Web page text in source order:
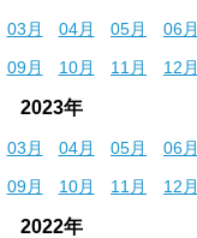
03月 04月 05月
06月
09月 10月 11月 12月
2023年
03月 04月 05月
06月
09月 10月 11月 12月
2022年